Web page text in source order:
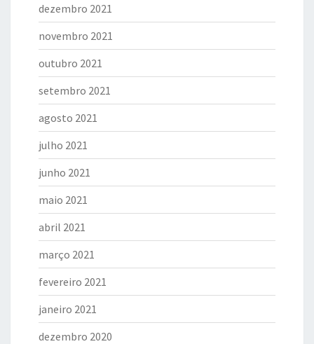
dezembro 2021
novembro 2021
outubro 2021
setembro 2021
agosto 2021
julho 2021
junho 2021
maio 2021
abril 2021
março 2021
fevereiro 2021
janeiro 2021
dezembro 2020